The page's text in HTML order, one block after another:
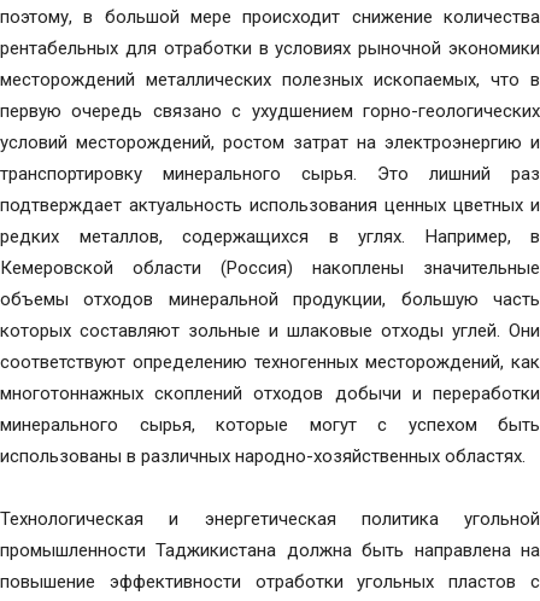
поэтому, в большой мере происходит снижение количества
рентабельных для отработки в условиях рыночной экономики
месторождений металлических полезных ископаемых, что в
первую очередь связано с ухудшением горно-геологических
условий месторождений, ростом затрат на электроэнергию и
транспортировку минерального сырья. Это лишний раз
подтверждает актуальность использования ценных цветных и
редких металлов, содержащихся в углях. Например, в
Кемеровской области (Россия) накоплены значительные
объемы отходов минеральной продукции, большую часть
которых составляют зольные и шлаковые отходы углей. Они
соответствуют определению техногенных месторождений, как
многотоннажных скоплений отходов добычи и переработки
минерального сырья, которые могут с успехом быть
использованы в различных народно-хозяйственных областях.
Технологическая и энергетическая политика угольной
промышленности Таджикистана должна быть направлена на
повышение эффективности отработки угольных пластов с